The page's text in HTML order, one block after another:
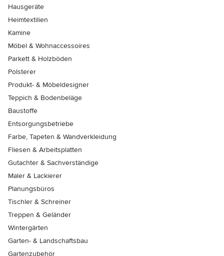
Hausgeräte
Heimtextilien
Kamine
Möbel & Wohnaccessoires
Parkett & Holzböden
Polsterer
Produkt- & Möbeldesigner
Teppich & Bodenbeläge
Baustoffe
Entsorgungsbetriebe
Farbe, Tapeten & Wandverkleidung
Fliesen & Arbeitsplatten
Gutachter & Sachverständige
Maler & Lackierer
Planungsbüros
Tischler & Schreiner
Treppen & Geländer
Wintergärten
Garten- & Landschaftsbau
Gartenzubehör